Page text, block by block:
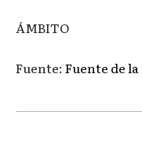
ÁMBITO
Fuente: Fuente de